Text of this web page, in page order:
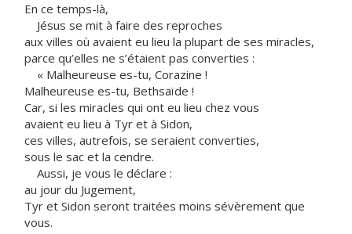
En ce temps-là,
Jésus se mit à faire des reproches
aux villes où avaient eu lieu la plupart de ses miracles,
parce qu’elles ne s’étaient pas converties :
« Malheureuse es-tu, Corazine !
Malheureuse es-tu, Bethsaïde !
Car, si les miracles qui ont eu lieu chez vous
avaient eu lieu à Tyr et à Sidon,
ces villes, autrefois, se seraient converties,
sous le sac et la cendre.
Aussi, je vous le déclare :
au jour du Jugement,
Tyr et Sidon seront traitées moins sévèrement que
vous.